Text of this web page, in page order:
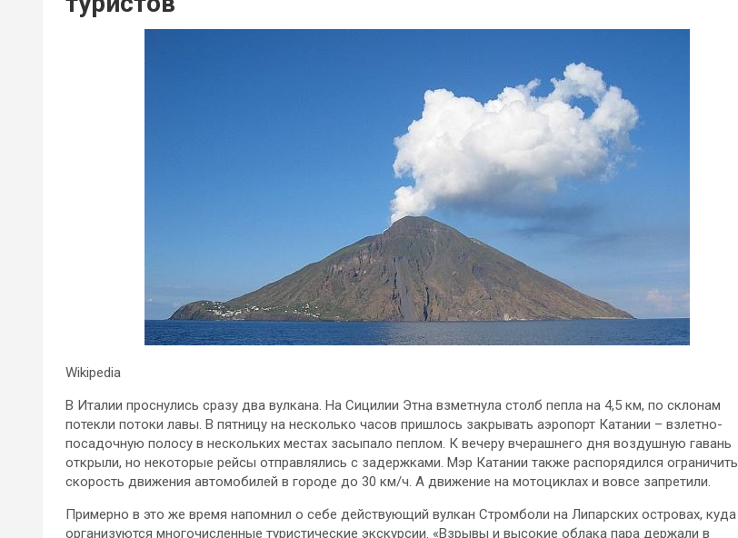
Wikipedia
В Италии проснулись сразу два вулкана. На Сицилии Этна взметнула столб пепла на 4,5 км, по склонам
потекли потоки лавы. В пятницу на несколько часов пришлось закрывать аэропорт Катании – взлетно-
посадочную полосу в нескольких местах засыпало пеплом. К вечеру вчерашнего дня воздушную гавань
открыли, но некоторые рейсы отправлялись с задержками. Мэр Катании также распорядился ограничить
скорость движения автомобилей в городе до 30 км/ч. А движение на мотоциклах и вовсе запретили.
Примерно в это же время напомнил о себе действующий вулкан Стромболи на Липарских островах, куда
организуются многочисленные туристические экскурсии. «Взрывы и высокие облака пара держали в